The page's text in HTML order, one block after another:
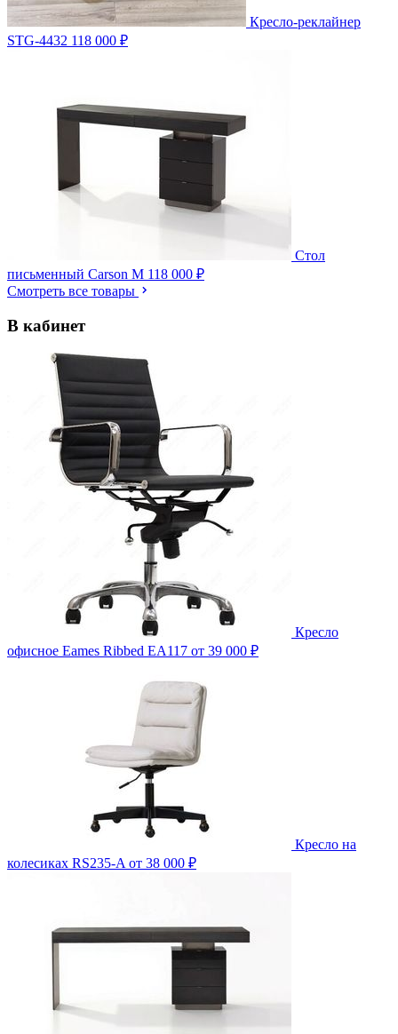
Кресло-реклайнер
STG-4432 118 000 ₽
Стол
письменный Carson M 118 000 ₽
Смотреть все товары
В кабинет
Кресло
офисное Eames Ribbed EA117 от 39 000 ₽
Кресло на
колесиках RS235-A от 38 000 ₽